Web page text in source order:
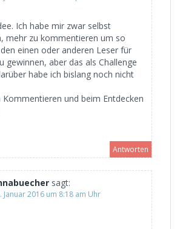
Ich habe mir zwar selbst
mehr zu kommentieren um so
einen oder anderen Leser für
gewinnen, aber das als Challenge
habe ich bislang noch nicht
Kommentieren und beim Entdecken
Antworten
sagt:
Januar 2016 um 8:18 am Uhr